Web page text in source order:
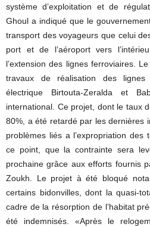
système d’exploitation et de
Ghoul a indiqué que le
transport des voyageurs que celui
port et de l’aéroport vers
l’extension des lignes ferroviaires.
travaux de réalisation des
électrique Birtouta-Zeralda et
international. Ce projet, dont le taux
80%, a été retardé par les dernières
problèmes liés a l’expropriation
ce point, que la contrainte sera
prochaine grâce aux efforts fournis
Zoukh. Le projet à été bloqué
certains bidonvilles, dont la quasi-
cadre de la résorption de l’habitat
été indemnisés. «Après le